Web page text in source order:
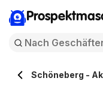
Schöneberg -